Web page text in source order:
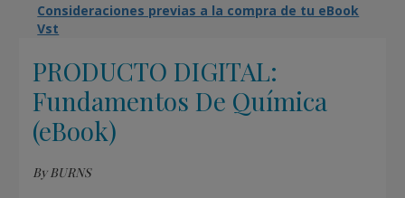
Consideraciones previas a la compra de tu eBook
Vst
PRODUCTO DIGITAL:
Fundamentos De Química
(eBook)
By BURNS